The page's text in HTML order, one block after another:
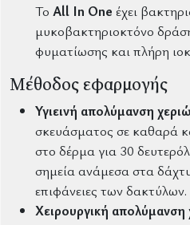
Το All In One έχει
μυκοβακτηριοκτόνο
φυματίωσης και πλήρη
Μέθοδος εφαρμογής
Υγιεινή απολύμανση
σκευάσματος σε καθαρά
στο δέρμα για 30
σημεία ανάμεσα στα
επιφάνειες των δακτύλων.
Χειρουργική απολύμανση